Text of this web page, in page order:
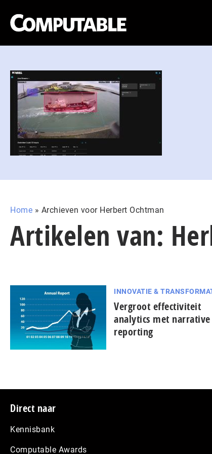
Home » Archieven voor Herbert Ochtman
Artikelen van:
INNOVATIE &
Vergroot effectiviteit
analytics met narrative
reporting
Footer
Direct naar
Kennisbank
Computable Awards